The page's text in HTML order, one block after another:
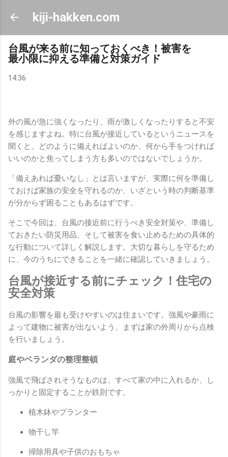
スキップしてメイン コンテンツに移動
kiji-hakken.com
台風が来る前に知っておくべき！被害を
最小限に抑える準備と対策ガイド
14:36
外の風が急に強くなったり、雨が激しくなったりすると不安
を感じますよね。特に台風が接近しているというニュースを
聞くと、どのように備えればよいのか、何から手をつければ
いいのかと焦ってしまう方も多いのではないでしょうか。
「備えあれば憂いなし」とは言いますが、実際に何を準備し
ておけば家族の安全を守れるのか、いざという時の判断基準
が分からず困ることもあるはずです。
そこで今回は、台風の接近前に行うべき安全対策や、準備し
ておきたい防災用品、そして被害を食い止めるための具体的
な行動について詳しく解説します。大切な暮らしを守るため
に、今のうちにできることを一緒に確認していきましょう。
台風が接近する前にチェック！住宅の
安全対策
台風の影響を最も受けやすいのは住まいです。強風や豪雨に
よって建物に被害が出ないよう、まずは家の外周りから点検
を行いましょう。
庭やベランダの整理整頓
強風で飛ばされそうなものは、すべて家の中に入れるか、し
っかりと固定することが鉄則です。
植木鉢やプランター
物干し竿
掃除用具や子供のおもちゃ